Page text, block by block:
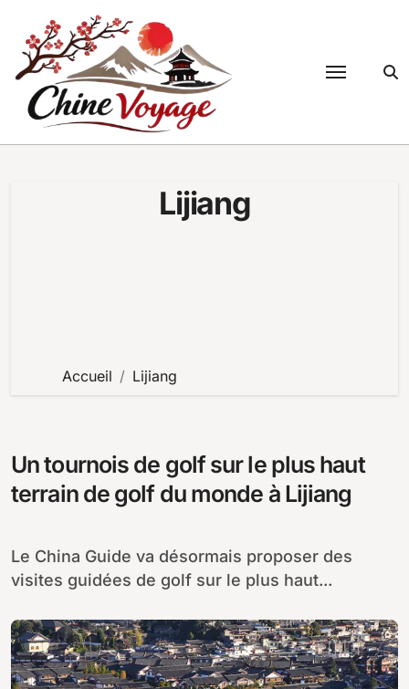
contenu
Lijiang
Accueil Lijiang
Un tournois de golf sur le plus haut
terrain de golf du monde à Lijiang
Le China Guide va désormais proposer des
visites guidées de golf sur le plus haut...